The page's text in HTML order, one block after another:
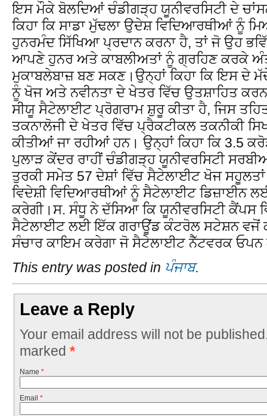
ਇਸ ਮੌਕੇ ਬੋਲਦਿਆਂ ਚੰਡੀਗੜ੍ਹ ਯੂਨੀਵਰਸਿਟੀ ਦੇ
ਕਿਹਾ ਕਿ ਸਾਡਾ ਮੁੱਢਲਾ ਉਦੇਸ਼ ਵਿਦਿਆਰਥੀਆਂ ਨੂੰ
ਹੁਨਰਮੰਦ ਸਿੱਖਿਆ ਪ੍ਰਦਾਨ ਕਰਨਾ ਹੈ, ਤਾਂ ਜੋ ਉਹ
ਆਪਣੇ ਹੁਨਰ ਅਤੇ ਕਾਬਲੀਅਤਾਂ ਨੂੰ ਗ੍ਰਹਿਣ ਕਰਕੇ
ਮੁਕਾਬਲੇਬਾਜ਼ ਬਣ ਸਕਣ।ਉਨ੍ਹਾਂ ਕਿਹਾ ਕਿ ਇਸ ਦੇ
ਨੂੰ ਖੋਜ ਅਤੇ ਨਵੀਨਤਾ ਦੇ ਖੇਤਰ ਵਿੱਚ ਉਤਸ਼ਾਹਿਤ
ਸੀਯੂ ਸੈਟੇਲਾਈਟ ਪ੍ਰੋਗਰਾਮ ਸ਼ੁਰੂ ਕੀਤਾ ਹੈ, ਜਿਸ
ਤਕਨਾਲੋਜੀ ਦੇ ਖੇਤਰ ਵਿੱਚ ਪ੍ਰੈਕਟੀਕਲ ਤਕਨੀਕੀ
ਕੀਤੀਆਂ ਜਾ ਰਹੀਆਂ ਹਨ। ਉਨ੍ਹਾਂ ਕਿਹਾ ਕਿ 3.5
ਪੁਲਾੜ ਕੇਂਦਰ ਰਾਹੀਂ ਚੰਡੀਗੜ੍ਹ ਯੂਨੀਵਰਸਿਟੀ
ਤੁਰਕੀ ਸਮੇਤ 57 ਦੇਸ਼ਾਂ ਵਿੱਚ ਸੈਟੇਲਾਈਟ ਖੋਜ
ਵਿਦੇਸ਼ੀ ਵਿਦਿਆਰਥੀਆਂ ਨੂੰ ਸੈਟੇਲਾਈਟ ਡਿਜ਼ਾਈਨ
ਕਰੇਗੀ।ਸ. ਸੰਧੂ ਨੇ ਦੱਸਿਆ ਕਿ ਯੂਨੀਵਰਸਿਟੀ ਕੈਂਪਸ
ਸੈਟੇਲਾਈਟ ਲਈ ਇੱਕ ਗਰਾਊਂਡ ਕੰਟਰੋਲ ਸਟੇਸ਼ਨ ਵਜੋਂ
ਸੰਚਾਰ ਕਾਇਮ ਕਰੇਗਾ ਜੋ ਸੈਟੇਲਾਈਟ ਨੈੱਟਵਰਕ ਓਪਨ
This entry was posted in ਪੰਜਾਬ.
Leave a Reply
Your email address will not be
marked *
Name *
Email *